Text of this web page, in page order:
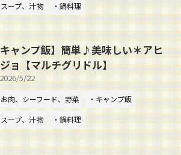
スープ、汁物
・鍋料理
キャンプ飯】簡単♪美味しい＊アヒ
ョ【マルチグリドル】
2026/5/22
お肉、シーフード、野菜
・キャンプ飯
スープ、汁物
・鍋料理